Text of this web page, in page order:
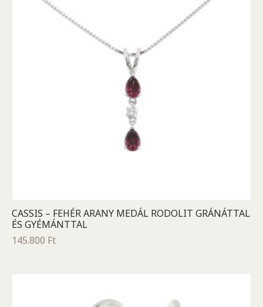
CASSIS – FEHÉR ARANY MEDÁL RODOLIT GRÁNÁTTAL
ÉS GYÉMÁNTTAL
145.800 Ft